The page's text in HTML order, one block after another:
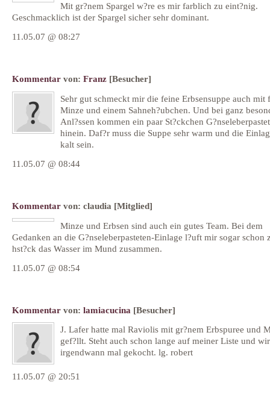
Mit gr?nem Spargel w?re es mir farblich zu eint?nig.
Geschmacklich ist der Spargel sicher sehr dominant.
11.05.07 @ 08:27
Kommentar von: Franz [Besucher]
Sehr gut schmeckt mir die feine Erbsensuppe auch mit
Minze und einem Sahneh?ubchen. Und bei ganz
Anl?ssen kommen ein paar St?ckchen
hinein. Daf?r muss die Suppe sehr warm und die
kalt sein.
11.05.07 @ 08:44
Kommentar von: claudia [Mitglied]
Minze und Erbsen sind auch ein gutes Team. Bei dem
Gedanken an die G?nseleberpasteten-Einlage l?uft mir sogar schon
hst?ck das Wasser im Mund zusammen.
11.05.07 @ 08:54
Kommentar von: lamiacucina [Besucher]
J. Lafer hatte mal Raviolis mit gr?nem Erbspuree und
gef?llt. Steht auch schon lange auf meiner Liste und
irgendwann mal gekocht. lg. robert
11.05.07 @ 20:51